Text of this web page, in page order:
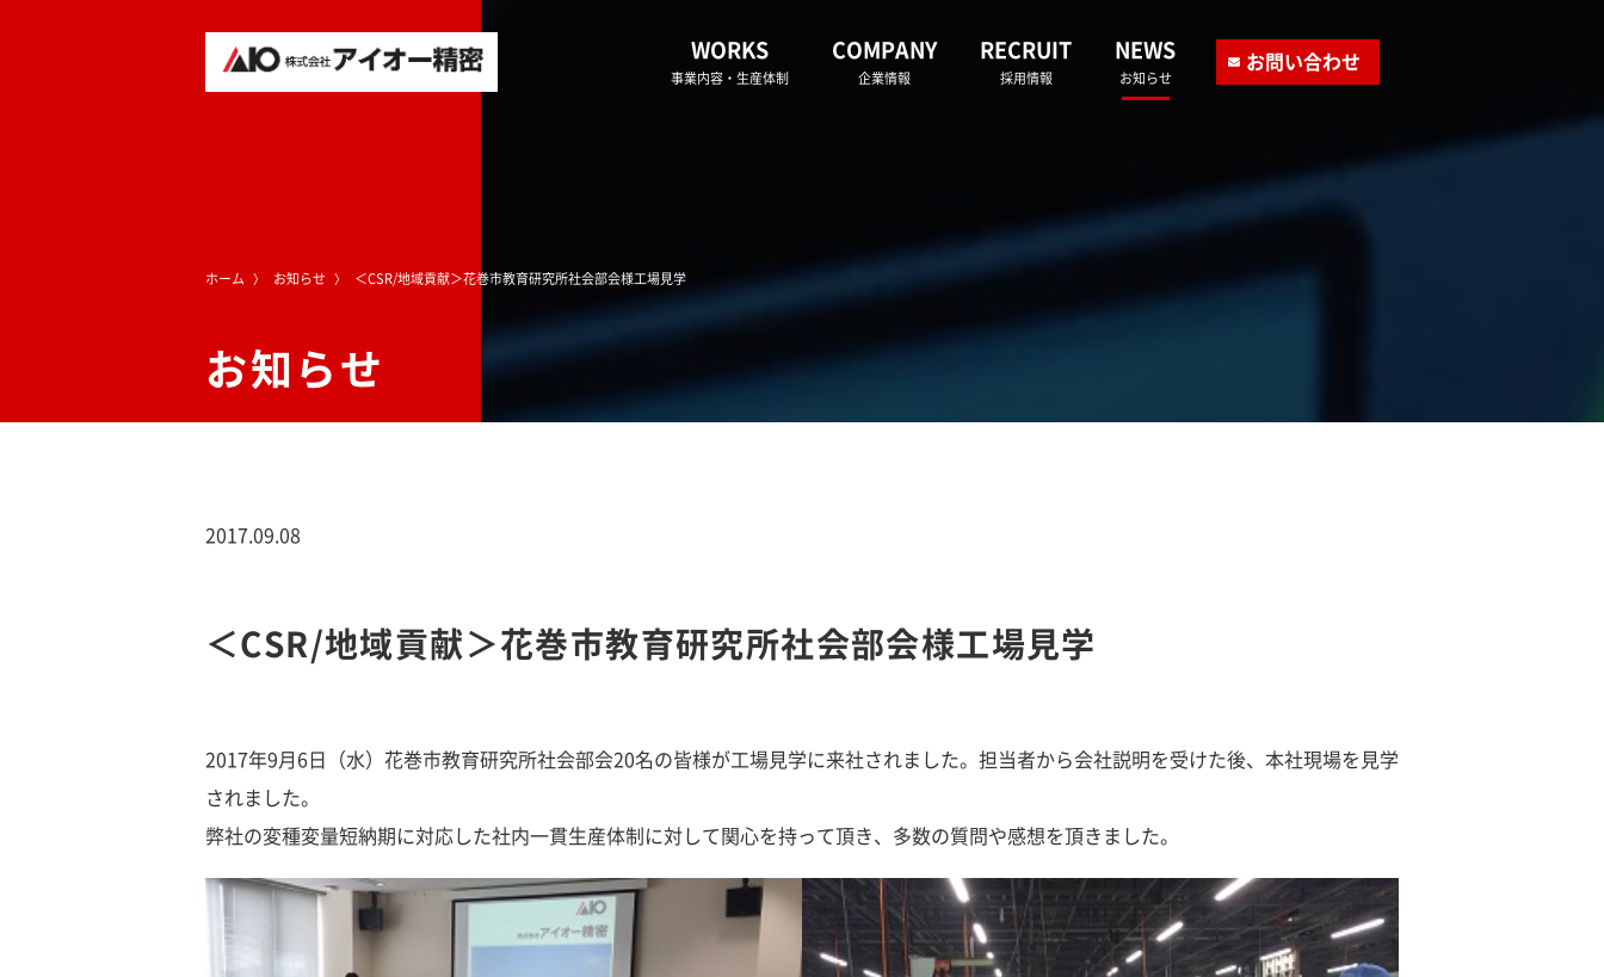
WORKS
事業内容・生産体制
COMPANY
企業情報
RECRUIT
採用情報
NEWS
お知らせ
お問い合わせ
ホーム お知らせ ＜CSR/地域貢献＞花巻市教育研究所社会部会様工場見学
お知らせ
2017.09.08
＜CSR/地域貢献＞花巻市教育研究所社会部会様工場見学
2017年9月6日（水）花巻市教育研究所社会部会20名の皆様が工場見学に来社されました。担当者から会社説明を受けた後、本社現場を見学
されました。
弊社の変種変量短納期に対応した社内一貫生産体制に対して関心を持って頂き、多数の質問や感想を頂きました。